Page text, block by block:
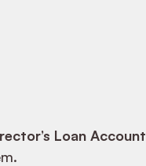
Loan Account